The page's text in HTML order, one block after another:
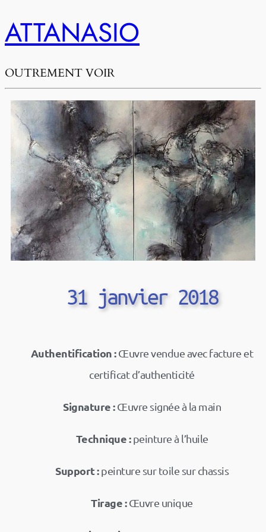
ATTANASIO
OUTREMENT VOIR
31 janvier 2018
Authentification :Œuvre vendue avec facture et
certificat d’authenticité
Signature :Œuvre signée à la main
Technique :peinture à l’huile
Support :peinture sur toile sur chassis
Tirage :Œuvre unique